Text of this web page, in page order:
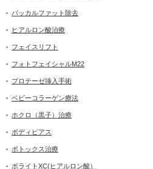
バッカルファット除去
ヒアルロン酸治療
フェイスリフト
フォトフェイシャルM22
プロテーゼ挿入手術
ベビーコラーゲン療法
ホクロ（黒子）治療
ボディピアス
ボトックス治療
ボライトXC(ヒアルロン酸）